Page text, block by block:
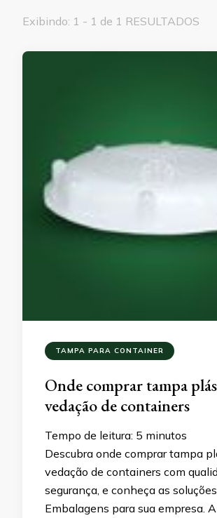
Exibindo: 1 - 1 de 1 RESULTADOS
TAMPA PARA CONTAINER
Onde comprar tampa
vedação de containers
Tempo de leitura: 5 minutos
Descubra onde comprar tampa
vedação de containers com
segurança, e conheça as
Embalagens para sua empresa.